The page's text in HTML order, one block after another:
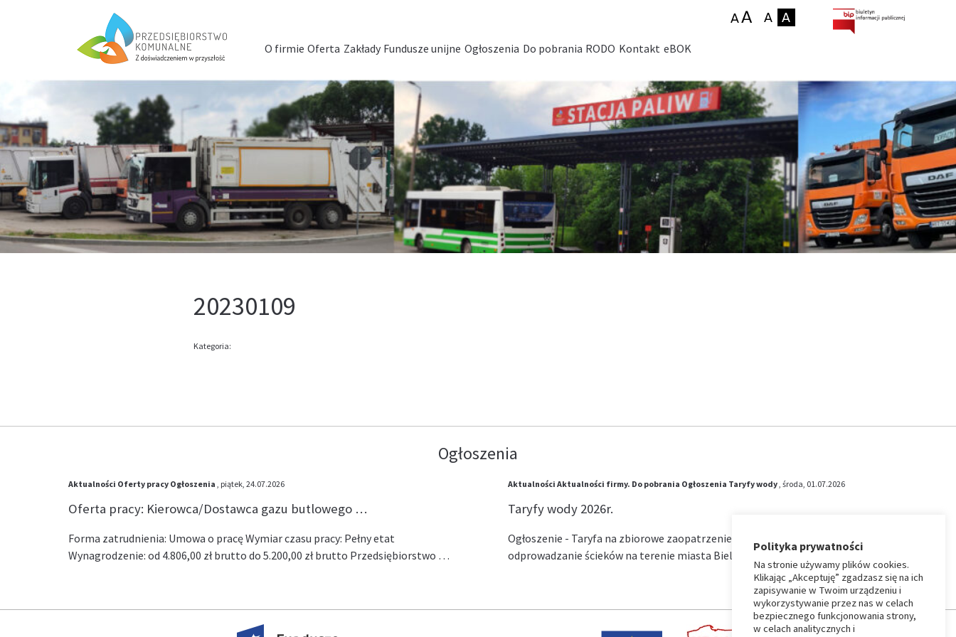
O firmie Oferta Zakłady Fundusze unijne Ogłoszenia Do pobrania RODO Kontakt eBOK
20230109
Kategoria:
Ogłoszenia
Aktualności Oferty pracy Ogłoszenia , piątek, 24.07.2026
Oferta pracy: Kierowca/Dostawca gazu butlowego …
Forma zatrudnienia: Umowa o pracę Wymiar czasu pracy: Pełny etat
Wynagrodzenie: od 4.806,00 zł brutto do 5.200,00 zł brutto Przedsiębiorstwo …
Aktualności Aktualności firmy. Do pobrania Ogłoszenia Taryfy wody, środa, 01.07.2026
Taryfy wody 2026r.
Ogłoszenie - Taryfa na zbiorowe zaopatrzenie w wodę i zbiorowe
odprowadzanie ścieków na terenie miasta Bielsk Podlaski na okres od …
Polityka prywatności
Na stronie używamy plików cookies.
Klikając „Akceptuję” zgadzasz się na ich
zapisywanie w Twoim urządzeniu i
wykorzystywanie przez nas w celach
bezpiecznego funkcjonowania strony,
w celach analitycznych i